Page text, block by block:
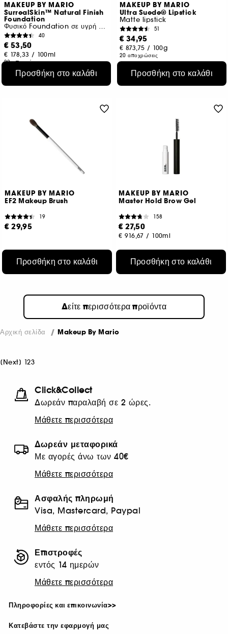
MAKEUP BY MARIO
SurrealSkin™ Natural Finish
Foundation
Φυσικό Foundation σε υγρή μορφή
40
€ 53,50
€ 178,33 / 100ml
22 αποχρώσεις
Προσθήκη στο καλάθι
MAKEUP BY MARIO
Ultra Suede® Lipstick
Matte lipstick
51
€ 34,95
€ 873,75 / 100g
20 αποχρώσεις
Προσθήκη στο καλάθι
MAKEUP BY MARIO
EF2 Makeup Brush
19
€ 29,95
Προσθήκη στο καλάθι
MAKEUP BY MARIO
Master Hold Brow Gel
158
€ 27,50
€ 916,67 / 100ml
Προσθήκη στο καλάθι
Δείτε περισσότερα προϊόντα
Αρχική σελίδα Makeup By Mario
[Next] 123
Click&Collect
Δωρεάν παραλαβή σε 2 ώρες.
Μάθετε περισσότερα
Δωρεάν μεταφορικά
Με αγορές άνω των 40€
Μάθετε περισσότερα
Ασφαλής πληρωμή
Visa, Mastercard, Paypal
Μάθετε περισσότερα
Επιστροφές
εντός 14 ημερών
Μάθετε περισσότερα
Πληροφορίες και επικοινωνία>>
Κατεβάστε την εφαρμογή μας